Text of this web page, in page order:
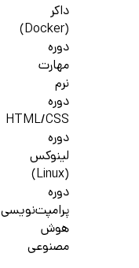
داکر
(Docker)
دوره
مهارت
نرم
دوره
HTML/CSS
دوره
لینوکس
(Linux)
دوره
پرامپت‌نویسی
هوش
مصنوعی